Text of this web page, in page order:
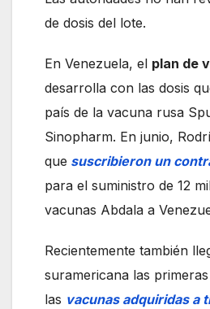
de dosis del lote.
En Venezuela, el plan de
desarrolla con las dosis
país de la vacuna rusa
Sinopharm. En junio,
que suscribieron un
para el suministro de 12
vacunas Abdala a
Recientemente también
suramericana las primeras
las vacunas adquiridas a